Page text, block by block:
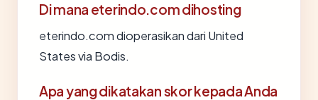
Di mana eterindo.com dihosting
eterindo.com dioperasikan dari United
States via Bodis.
Apa yang dikatakan skor kepada Anda